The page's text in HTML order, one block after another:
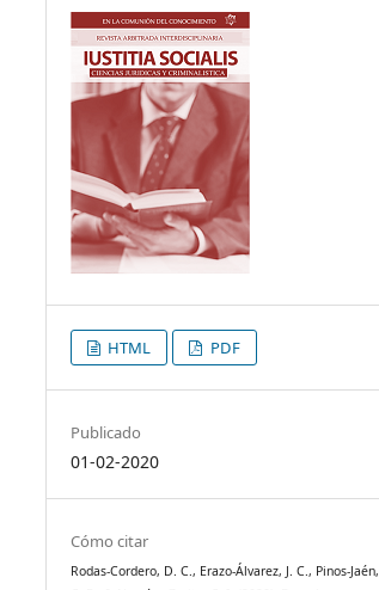
HTML PDF
Publicado
01-02-2020
Cómo citar
Rodas-Cordero, D. C., Erazo-Álvarez, J. C., Pinos-Jaén,